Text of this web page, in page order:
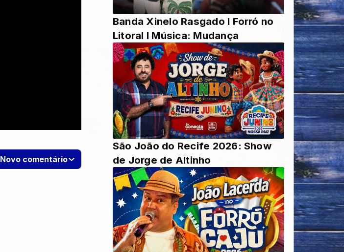
Banda Xinelo Rasgado l Forró no
Litoral l Música: Mudança
São João do Recife 2026: Show
de Jorge de Altinho
Novo comentário